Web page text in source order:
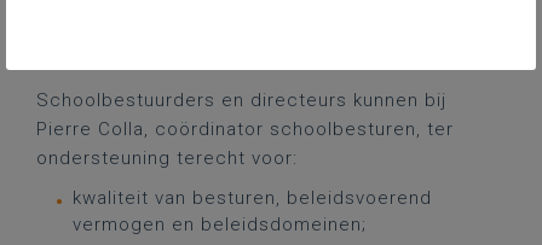
Schoolbestuurders en directeurs kunnen bij
Pierre Colla, coördinator schoolbesturen, ter
ondersteuning terecht voor:
kwaliteit van besturen, beleidsvoerend
vermogen en beleidsdomeinen;